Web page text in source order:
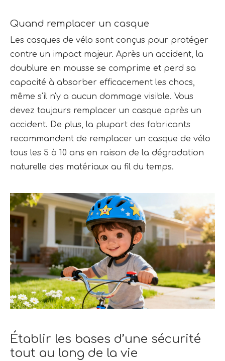
Quand remplacer un casque
Les casques de vélo sont conçus pour protéger
contre un impact majeur. Après un accident, la
doublure en mousse se comprime et perd sa
capacité à absorber efficacement les chocs,
même s'il n'y a aucun dommage visible. Vous
devez toujours remplacer un casque après un
accident. De plus, la plupart des fabricants
recommandent de remplacer un casque de vélo
tous les 5 à 10 ans en raison de la dégradation
naturelle des matériaux au fil du temps.
Établir les bases d’une sécurité
tout au long de la vie